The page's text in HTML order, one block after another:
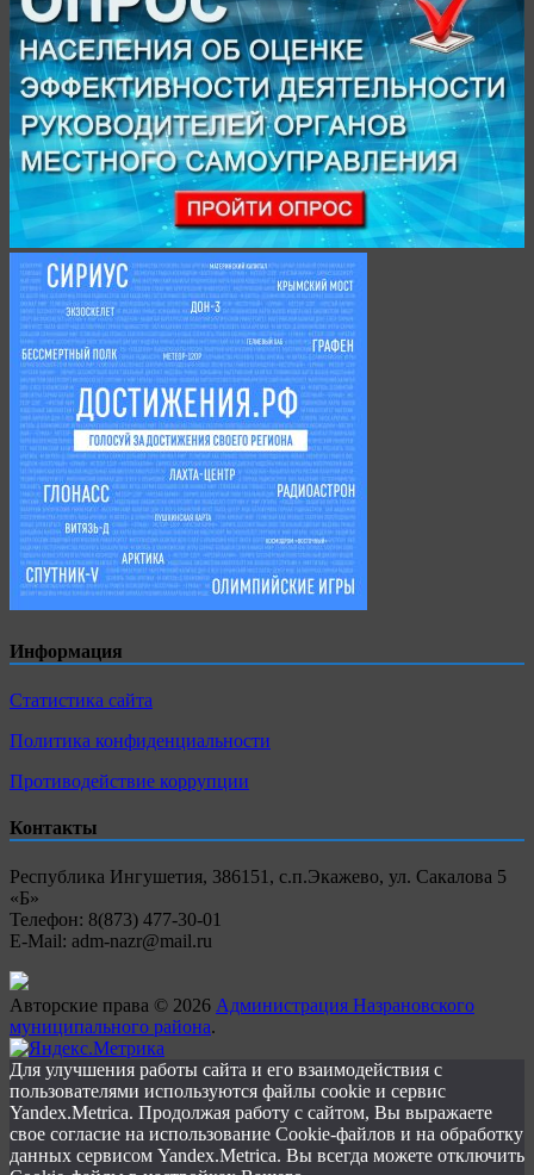
Информация
Статистика сайта
Политика конфиденциальности
Противодействие коррупции
Контакты
Республика Ингушетия, 386151, с.п.Экажево, ул. Сакалова 5
«Б»
Телефон: 8(873) 477-30-01
E-Mail: adm-nazr@mail.ru
Авторские права © 2026 Администрация Назрановского
муниципального района.
Для улучшения работы сайта и его взаимодействия с
пользователями используются файлы cookie и сервис
Yandex.Metrica. Продолжая работу с сайтом, Вы выражаете
свое согласие на использование Cookie-файлов и на обработку
данных сервисом Yandex.Metrica. Вы всегда можете отключить